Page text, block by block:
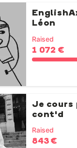
Léon
Raised
1 072 €
Je cours
cont'd
Raised
843 €